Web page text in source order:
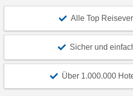
Alle Top
Sicher und
Über 1.000.000